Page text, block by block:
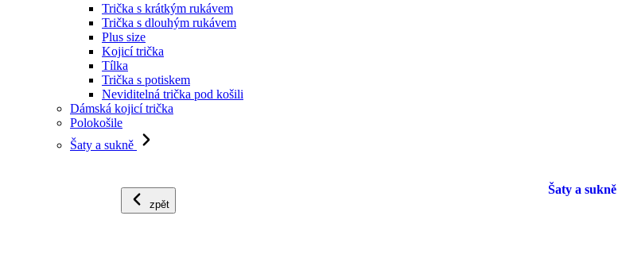
Trička s krátkým rukávem
Trička s dlouhým rukávem
Plus size
Kojicí trička
Tílka
Trička s potiskem
Neviditelná trička pod košili
Dámská kojicí trička
Polokošile
Šaty a sukně
zpět
Šaty a sukně